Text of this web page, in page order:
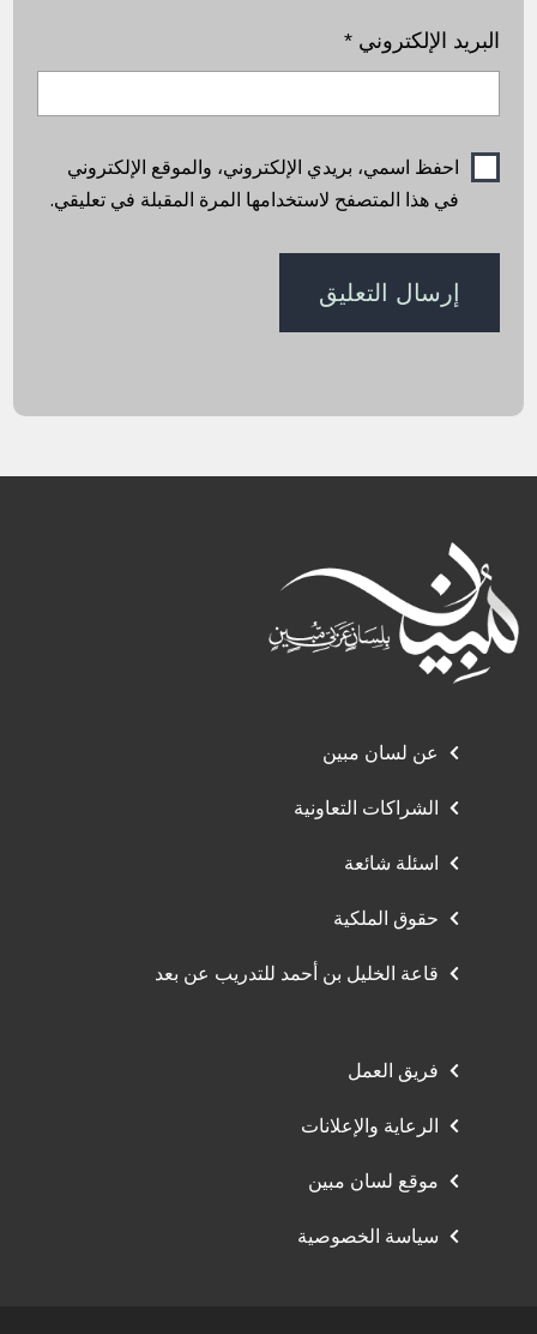
البريد الإلكتروني*
احفظ اسمي، بريدي الإلكتروني، والموقع الإلكتروني
في هذا المتصفح لاستخدامها المرة المقبلة في تعليقي.
عن لسان مبين
الشراكات التعاونية
اسئلة شائعة
حقوق الملكية
قاعة الخليل بن أحمد للتدريب عن بعد
فريق العمل
الرعاية والإعلانات
موقع لسان مبين
سياسة الخصوصية